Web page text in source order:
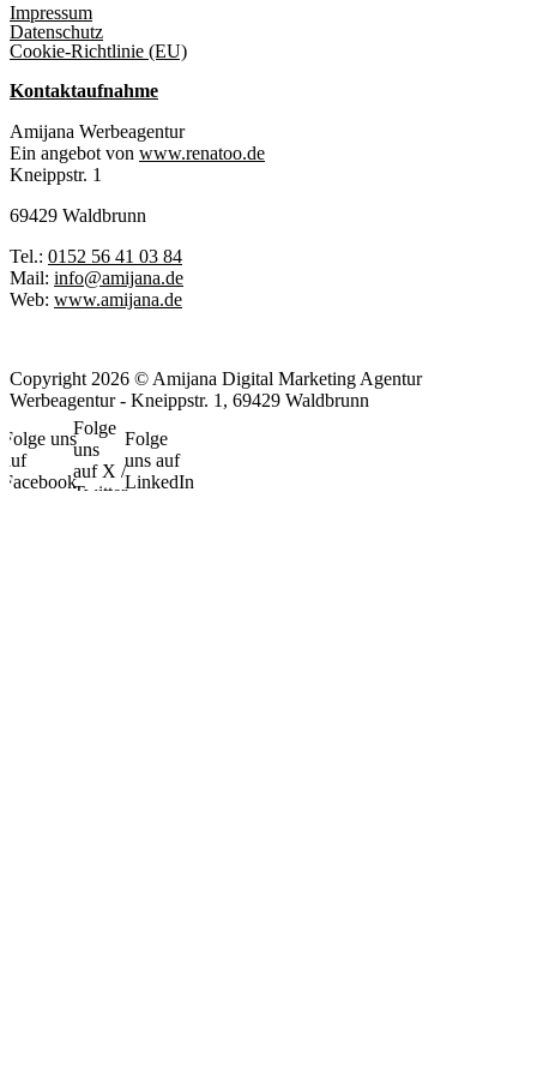
Impressum
Datenschutz
Cookie-Richtlinie (EU)
Kontaktaufnahme
Amijana Werbeagentur
Ein angebot von www.renatoo.de
Kneippstr. 1
69429 Waldbrunn
Tel.: 0152 56 41 03 84
Mail: info@amijana.de
Web: www.amijana.de
Copyright 2026 © Amijana Digital Marketing Agentur
Werbeagentur - Kneippstr. 1, 69429 Waldbrunn
Folge uns
auf
Facebook
Folge
uns
auf X /
Twitter
Folge
uns auf
LinkedIn